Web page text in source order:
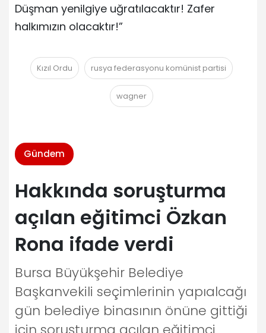
Düşman yenilgiye uğratılacaktır! Zafer
halkımızın olacaktır!”
Kızıl Ordu rusya federasyonu komünist partisi
wagner
Gündem
Hakkında soruşturma
açılan eğitimci Özkan
Rona ifade verdi
Bursa Büyükşehir Belediye
Başkanvekili seçimlerinin yapıalcağı
gün belediye binasının önüne gittiği